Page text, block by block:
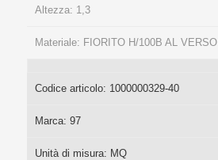
Altezza: 1,3
Materiale: FIORITO H/100B AL VERSO
Codice articolo: 1000000329-40
Marca: 97
Unità di misura: MQ